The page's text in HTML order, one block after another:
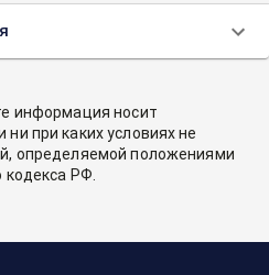
информация носит
при каких условиях не
определяемой положениями
РФ.